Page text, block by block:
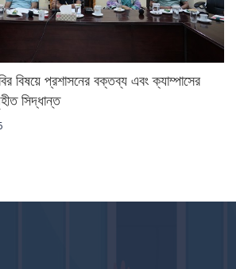
বিষয়ে প্রশাসনের বক্তব্য এবং ক্যাম্পাসের
সিদ্ধান্ত